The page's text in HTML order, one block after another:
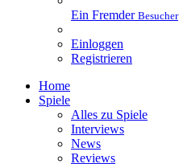
Ein Fremder Besucher
Einloggen
Registrieren
Home
Spiele
Alles zu Spiele
Interviews
News
Reviews